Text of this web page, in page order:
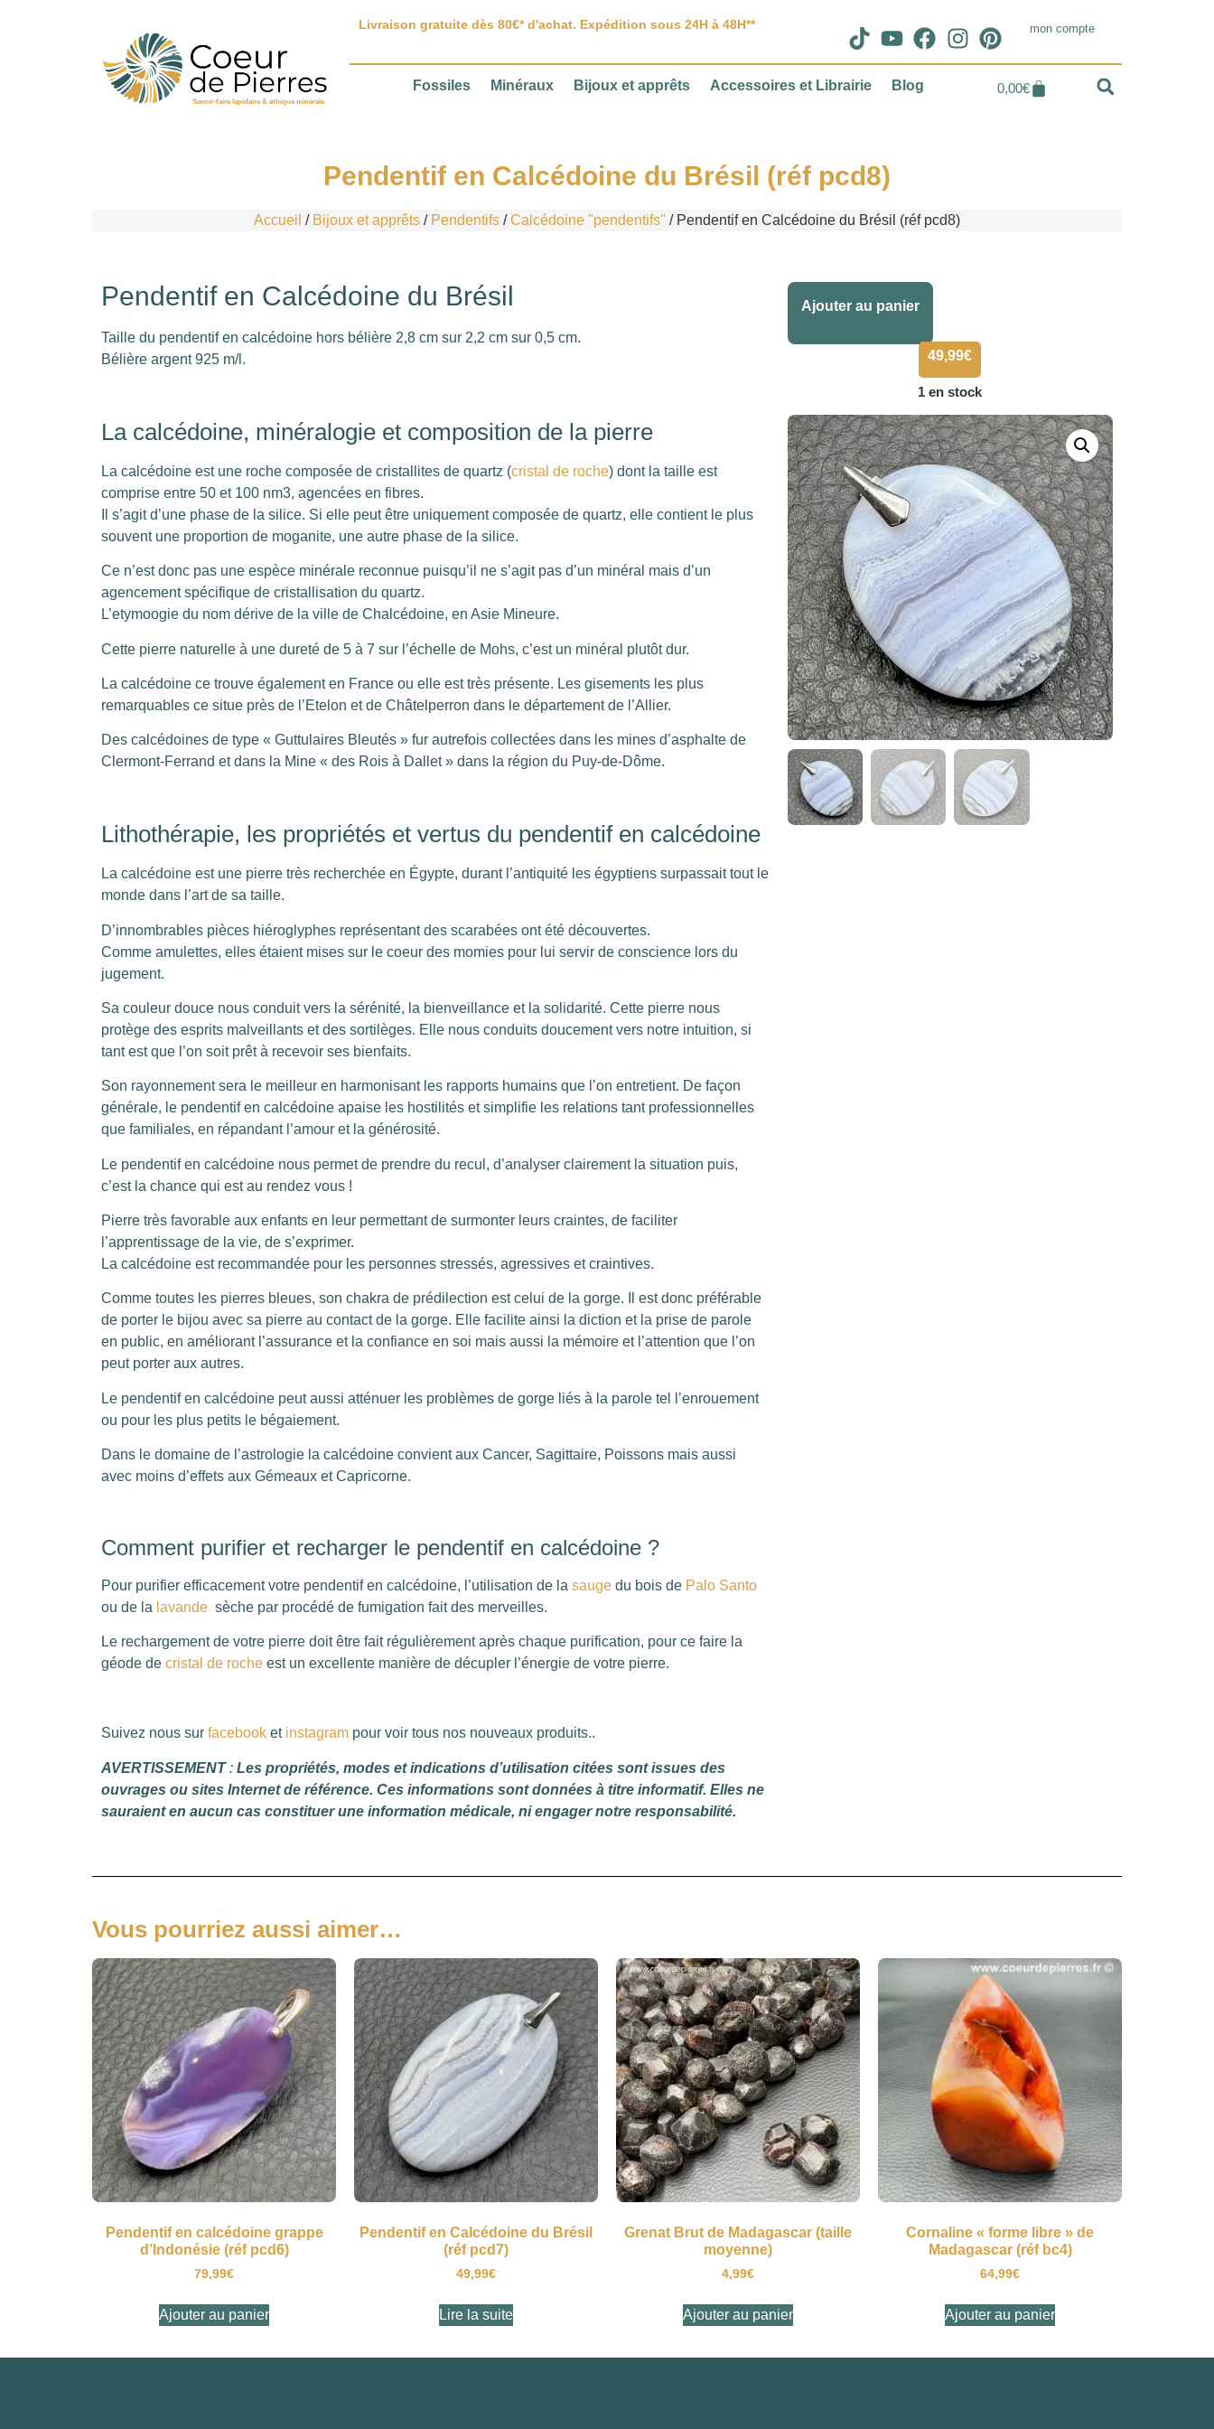
Savoir-faire lapidaire & éthique minérale
Livraison gratuite dès 80€* d'achat. Expédition sous 24H à 48H** mon compte
Fossiles Minéraux Bijoux et apprêts Accessoires et Librairie Blog 0,00€
Pendentif en Calcédoine du Brésil (réf pcd8)
Accueil / Bijoux et apprêts / Pendentifs /Calcédoine "pendentifs" / Pendentif en Calcédoine du Brésil (réf pcd8)
Pendentif en Calcédoine du Brésil
Taille du pendentif en calcédoine hors bélière 2,8 cm sur 2,2 cm sur 0,5 cm.
Bélière argent 925 m/l.
La calcédoine, minéralogie et composition de la pierre
La calcédoine est une roche composée de cristallites de quartz (cristal de roche) dont la taille est
comprise entre 50 et 100 nm3, agencées en fibres.
Il s’agit d’une phase de la silice. Si elle peut être uniquement composée de quartz, elle contient le plus
souvent une proportion de moganite, une autre phase de la silice.
Ce n’est donc pas une espèce minérale reconnue puisqu’il ne s’agit pas d’un minéral mais d’un
agencement spécifique de cristallisation du quartz.
L’etymoogie du nom dérive de la ville de Chalcédoine, en Asie Mineure.
Cette pierre naturelle à une dureté de 5 à 7 sur l’échelle de Mohs, c’est un minéral plutôt dur.
La calcédoine ce trouve également en France ou elle est très présente. Les gisements les plus
remarquables ce situe près de l’Etelon et de Châtelperron dans le département de l’Allier.
Des calcédoines de type « Guttulaires Bleutés » fur autrefois collectées dans les mines d’asphalte de
Clermont-Ferrand et dans la Mine « des Rois à Dallet » dans la région du Puy-de-Dôme.
Lithothérapie, les propriétés et vertus du pendentif en calcédoine
La calcédoine est une pierre très recherchée en Égypte, durant l’antiquité les égyptiens surpassait tout le
monde dans l’art de sa taille.
D’innombrables pièces hiéroglyphes représentant des scarabées ont été découvertes.
Comme amulettes, elles étaient mises sur le coeur des momies pour lui servir de conscience lors du
jugement.
Sa couleur douce nous conduit vers la sérénité, la bienveillance et la solidarité. Cette pierre nous
protège des esprits malveillants et des sortilèges. Elle nous conduits doucement vers notre intuition, si
tant est que l’on soit prêt à recevoir ses bienfaits.
Son rayonnement sera le meilleur en harmonisant les rapports humains que l’on entretient. De façon
générale, le pendentif en calcédoine apaise les hostilités et simplifie les relations tant professionnelles
que familiales, en répandant l’amour et la générosité.
Le pendentif en calcédoine nous permet de prendre du recul, d’analyser clairement la situation puis,
c’est la chance qui est au rendez vous !
Pierre très favorable aux enfants en leur permettant de surmonter leurs craintes, de faciliter
l’apprentissage de la vie, de s’exprimer.
La calcédoine est recommandée pour les personnes stressés, agressives et craintives.
Comme toutes les pierres bleues, son chakra de prédilection est celui de la gorge. Il est donc préférable
de porter le bijou avec sa pierre au contact de la gorge. Elle facilite ainsi la diction et la prise de parole
en public, en améliorant l’assurance et la confiance en soi mais aussi la mémoire et l’attention que l’on
peut porter aux autres.
Le pendentif en calcédoine peut aussi atténuer les problèmes de gorge liés à la parole tel l’enrouement
ou pour les plus petits le bégaiement.
Dans le domaine de l’astrologie la calcédoine convient aux Cancer, Sagittaire, Poissons mais aussi
avec moins d’effets aux Gémeaux et Capricorne.
Comment purifier et recharger le pendentif en calcédoine ?
Pour purifier efficacement votre pendentif en calcédoine, l’utilisation de la sauge du bois de Palo Santo
ou de la lavande sèche par procédé de fumigation fait des merveilles.
Le rechargement de votre pierre doit être fait régulièrement après chaque purification, pour ce faire la
géode de cristal de roche est un excellente manière de décupler l’énergie de votre pierre.
Suivez nous sur facebook et instagram pour voir tous nos nouveaux produits..
AVERTISSEMENT: Les propriétés, modes et indications d’utilisation citées sont issues des
ouvrages ou sites Internet de référence. Ces informations sont données à titre informatif. Elles ne
sauraient en aucun cas constituer une information médicale, ni engager notre responsabilité.
49,99€
1 en stock
Ajouter au panier
Alternative:
Vous pourriez aussi aimer…
Pendentif en calcédoine grappe
d’Indonésie (réf pcd6)
79,99€
Ajouter au panier
Pendentif en Calcédoine du Brésil
(réf pcd7)
49,99€
Lire la suite
Grenat Brut de Madagascar (taille
moyenne)
4,99€
Ajouter au panier
Cornaline « forme libre » de
Madagascar (réf bc4)
64,99€
Ajouter au panier